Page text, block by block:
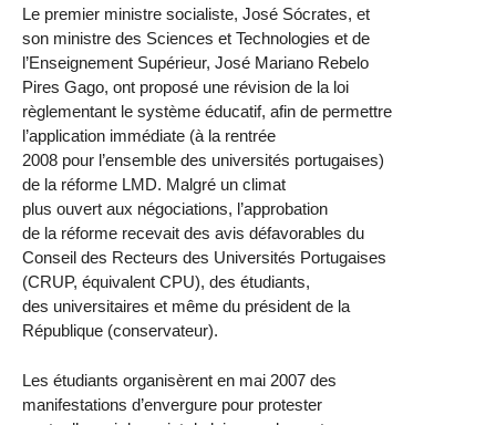
Le premier ministre socialiste, José Sócrates, et
son ministre des Sciences et Technologies et de
l’Enseignement Supérieur, José Mariano Rebelo
Pires Gago, ont proposé une révision de la loi
règlementant le système éducatif, afin de permettre
l’application immédiate (à la rentrée
2008 pour l’ensemble des universités portugaises)
de la réforme LMD. Malgré un climat
plus ouvert aux négociations, l’approbation
de la réforme recevait des avis défavorables du
Conseil des Recteurs des Universités Portugaises
(CRUP, équivalent CPU), des étudiants,
des universitaires et même du président de la
République (conservateur).
Les étudiants organisèrent en mai 2007 des
manifestations d’envergure pour protester